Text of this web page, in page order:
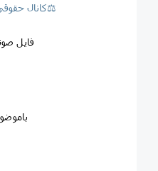
کانال حقوقی دکتر سهيل طاهری⚖
🔷فایل